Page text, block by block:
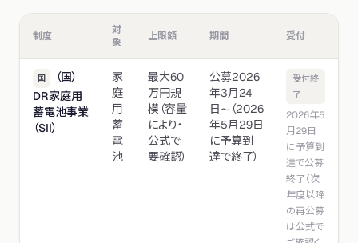
制度
対
象
上限額 期間 受付
国
（国）
DR家庭用
蓄電池事業
（SII）
家
庭
用
蓄
電
池
最大60
万円規
模（容量
により・
公式で
要確認）
公募2026
年3月24
日〜（2026
年5月29日
に予算到
達で終了）
受付終
了
2026年5
月29日
に予算到
達で公募
終了（次
年度以降
の再公募
は公式で